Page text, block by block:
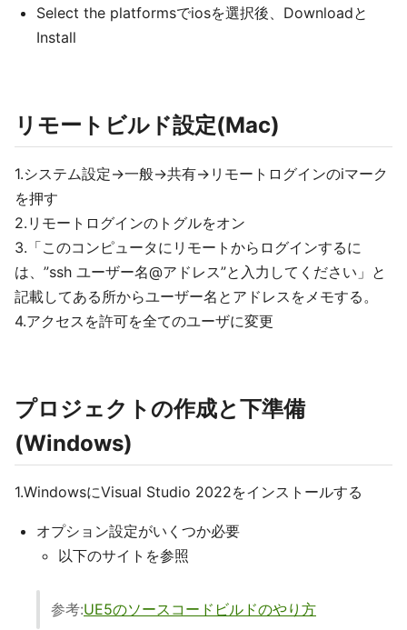
Select the platformsでiosを選択後、Downloadと
Install
リモートビルド設定(Mac)
1.システム設定→一般→共有→リモートログインのiマーク
を押す
2.リモートログインのトグルをオン
3.「このコンピュータにリモートからログインするに
は、”ssh ユーザー名@アドレス”と入力してください」と
記載してある所からユーザー名とアドレスをメモする。
4.アクセスを許可を全てのユーザに変更
プロジェクトの作成と下準備
(Windows)
1.WindowsにVisual Studio 2022をインストールする
オプション設定がいくつか必要
以下のサイトを参照
参考:UE5のソースコードビルドのやり方